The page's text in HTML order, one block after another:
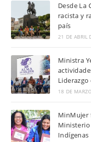
Desde La
racista y
país
21 DE ABRIL
Ministra
Liderazgo
18 DE
MinMujer
Ministerio
Indígenas